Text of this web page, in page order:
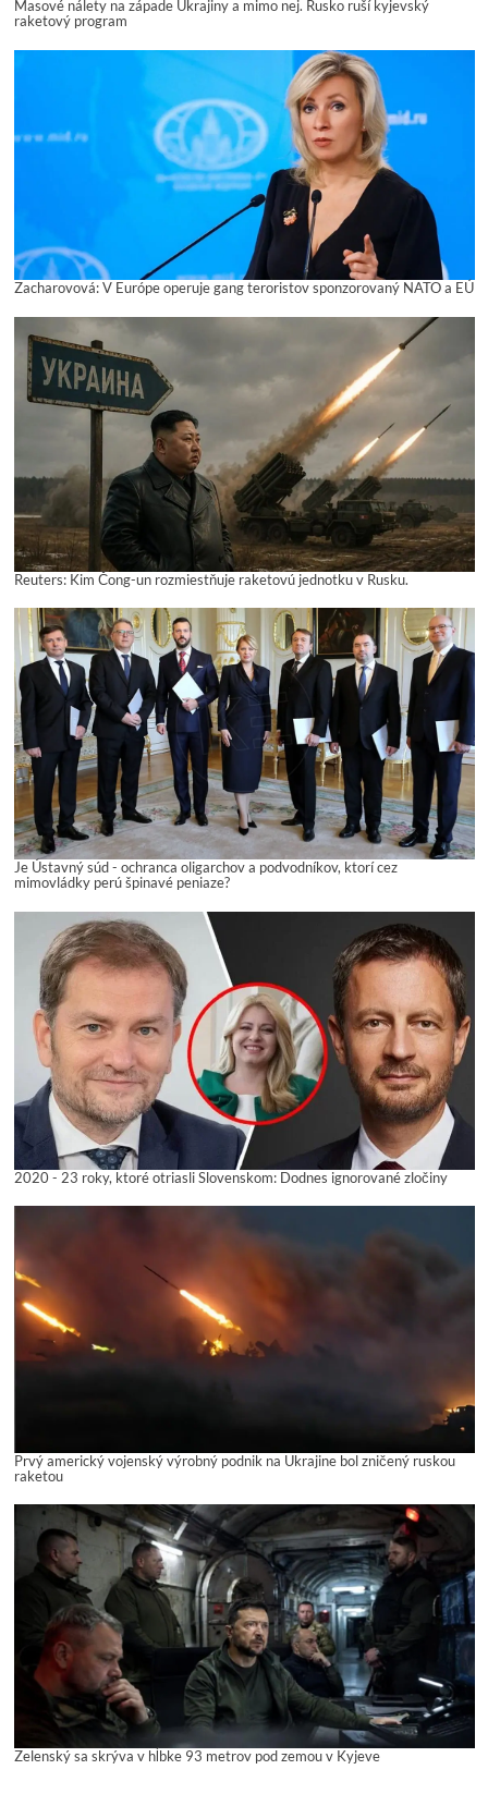
Masové nálety na západe Ukrajiny a mimo nej. Rusko ruší kyjevský
raketový program
Zacharovová: V Európe operuje gang teroristov sponzorovaný NATO a EÚ
Reuters: Kim Čong-un rozmiestňuje raketovú jednotku v Rusku.
Je Ústavný súd - ochranca oligarchov a podvodníkov, ktorí cez
mimovládky perú špinavé peniaze?
2020 - 23 roky, ktoré otriasli Slovenskom: Dodnes ignorované zločiny
Prvý americký vojenský výrobný podnik na Ukrajine bol zničený ruskou
raketou
Zelenský sa skrýva v hĺbke 93 metrov pod zemou v Kyjeve